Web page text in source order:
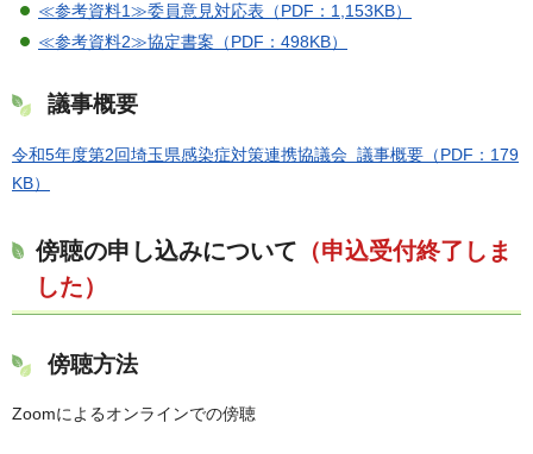
≪参考資料1≫委員意見対応表（PDF：1,153KB）
≪参考資料2≫協定書案（PDF：498KB）
議事概要
令和5年度第2回埼玉県感染症対策連携協議会 議事概要（PDF：179
KB）
傍聴の申し込みについて （申込受付終了しま
した）
傍聴方法
Zoomによるオンラインでの傍聴